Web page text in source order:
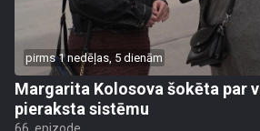
pirms 1 nedēļas, 5 dienām
Margarita Kolosova šokēta par
pieraksta sistēmu